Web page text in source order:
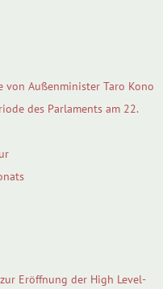
von Außenminister Taro Kono
des Parlaments am 22.
Eröffnung der High Level-